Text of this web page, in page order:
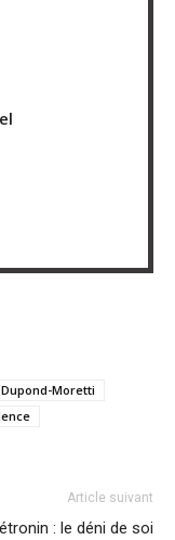
Moretti
Article suivant
: le déni de soi